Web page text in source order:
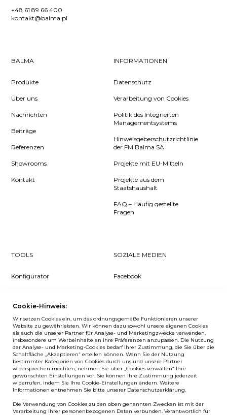
+48 61 89 66 400
kontakt@balma.pl
BALMA
Produkte
Über uns
Nachrichten
Beiträge
Referenzen
Showrooms
Kontakt
INFORMATIONEN
Datenschutz
Verarbeitung von Cookies
Politik des Integrierten
Managementsystems
Hinweisgeberschutzrichtlinie
der FM Balma SA
Projekte mit EU-Mitteln
Projekte aus dem
Staatshaushalt
FAQ – Häufig gestellte
Fragen
TOOLS
Konfigurator
Downloads
Log in
SOZIALE MEDIEN
Facebook
LinkedIn
NEWSLETTER
Wenn Sie als Erster über Neuigkeiten bei Balma informiert
Newsletter!
Cookie-Hinweis:
Wir setzen Cookies ein, um das ordnungsgemäße Funktionieren unserer
Website zu gewährleisten. Wir können dazu sowohl unsere eigenen Cookies
als auch die unserer Partner für Analyse- und Marketingzwecke verwenden,
insbesondere um Werbeinhalte an Ihre Präferenzen anzupassen. Die Nutzung
der Analyse- und Marketing-Cookies bedarf Ihrer Zustimmung, die Sie über die
Schaltfläche „Akzeptieren“ erteilen können. Wenn Sie der Nutzung
bestimmter Kategorien von Cookies durch uns und unsere Partner
widersprechen möchten, nehmen Sie über „Cookies verwalten“ Ihre
gewünschten Einstellungen vor. Sie können Ihre Zustimmung jederzeit
widerrufen, indem Sie Ihre Cookie-Einstellungen ändern. Weitere
Informationen entnehmen Sie bitte unserer Datenschutzerklärung.
Die Verwendung von Cookies zu den oben genannten Zwecken ist mit der
Verarbeitung Ihrer personenbezogenen Daten verbunden. Verantwortlich für